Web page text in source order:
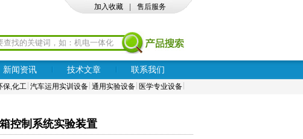
加入收藏 售后服务
新闻资讯 技术文章 联系我们
保,化工 汽车运用实训设备 通用实验设备 医学专业设备
控制系统实验装置